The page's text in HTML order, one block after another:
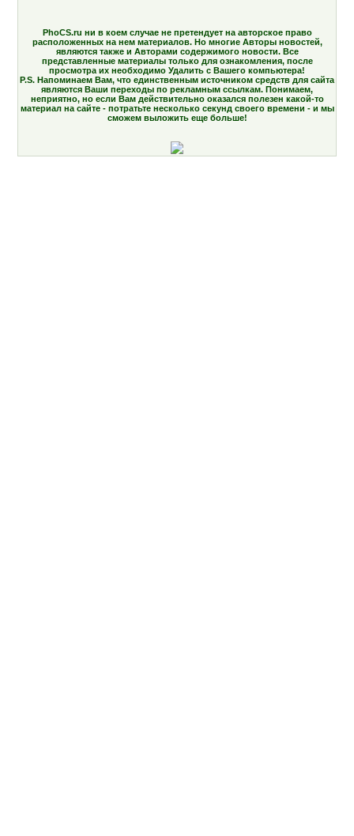
PhoCS.ru ни в коем случае не претендует на авторское право
расположенных на нем материалов. Но многие Авторы новостей,
являются также и Авторами содержимого новости. Все
представленные материалы только для ознакомления, после
просмотра их необходимо Удалить с Вашего компьютера!
P.S. Напоминаем Вам, что единственным источником средств для сайта
являются Ваши переходы по рекламным ссылкам. Понимаем,
неприятно, но если Вам действительно оказался полезен какой-то
материал на сайте - потратьте несколько секунд своего времени - и мы
сможем выложить еще больше!